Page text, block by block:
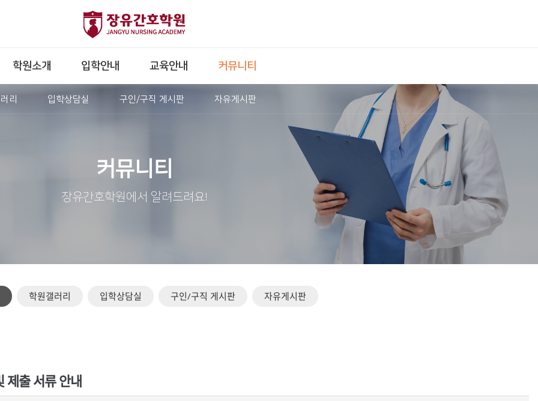
학원소개 입학안내 교육안내 커뮤니티
리 입학상담실 구인/구직 게시판 자유게시판
커뮤니티
장유간호학원에서 알려드려요!
학원갤러리 입학상담실 구인/구직 게시판 자유게시판
제출 서류 안내